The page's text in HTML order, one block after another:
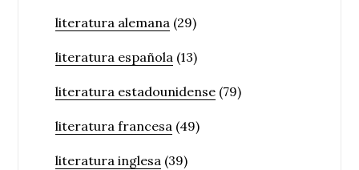
literatura alemana (29)
literatura española (13)
literatura estadounidense (79)
literatura francesa (49)
literatura inglesa (39)